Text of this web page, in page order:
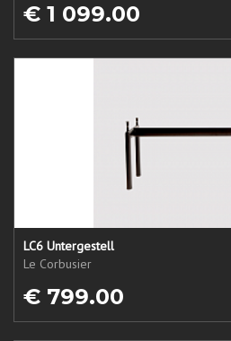
€ 1 099.00
LC6 Untergestell
Le Corbusier
€ 799.00